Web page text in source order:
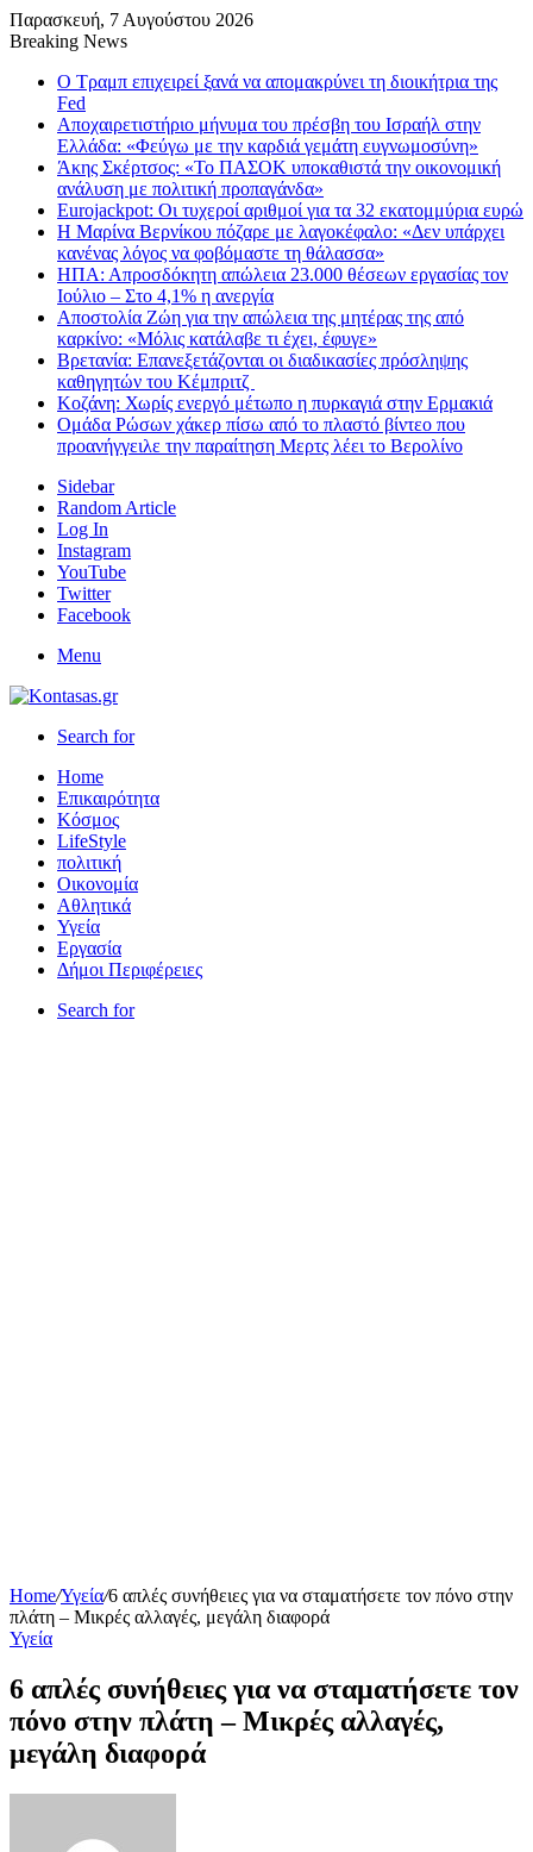
Παρασκευή, 7 Αυγούστου 2026
Breaking News
Ο Τραμπ επιχειρεί ξανά να απομακρύνει τη διοικήτρια της
Fed
Αποχαιρετιστήριο μήνυμα του πρέσβη του Ισραήλ στην
Ελλάδα: «Φεύγω με την καρδιά γεμάτη ευγνωμοσύνη»
Άκης Σκέρτσος: «Το ΠΑΣΟΚ υποκαθιστά την οικονομική
ανάλυση με πολιτική προπαγάνδα»
Eurojackpot: Οι τυχεροί αριθμοί για τα 32 εκατoμμύρια ευρώ
Η Μαρίνα Βερνίκου πόζαρε με λαγοκέφαλο: «Δεν υπάρχει
κανένας λόγος να φοβόμαστε τη θάλασσα»
ΗΠΑ: Απροσδόκητη απώλεια 23.000 θέσεων εργασίας τον
Ιούλιο – Στο 4,1% η ανεργία
Αποστολία Ζώη για την απώλεια της μητέρας της από
καρκίνο: «Μόλις κατάλαβε τι έχει, έφυγε»
Βρετανία: Επανεξετάζονται οι διαδικασίες πρόσληψης
καθηγητών του Κέμπριτζ
Κοζάνη: Χωρίς ενεργό μέτωπο η πυρκαγιά στην Ερμακιά
Ομάδα Ρώσων χάκερ πίσω από το πλαστό βίντεο που
προανήγγειλε την παραίτηση Μερτς λέει το Βερολίνο
Sidebar
Random Article
Log In
Instagram
YouTube
Twitter
Facebook
Menu
Search for
Home
Επικαιρότητα
Κόσμος
LifeStyle
πολιτική
Οικονομία
Αθλητικά
Υγεία
Εργασία
Δήμοι Περιφέρειες
Search for
Home/Υγεία/6 απλές συνήθειες για να σταματήσετε τον πόνο στην
πλάτη – Μικρές αλλαγές, μεγάλη διαφορά
Υγεία
6 απλές συνήθειες για να σταματήσετε τον
πόνο στην πλάτη – Μικρές αλλαγές,
μεγάλη διαφορά